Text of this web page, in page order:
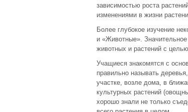
зависимостью роста
изменениями в жизни
Более глубокое изучение
и «Животные».
животных и растений с
Учащиеся знакомятся с
правильно называть
участке, возле дома, в
культурных растений
хорошо знали не только